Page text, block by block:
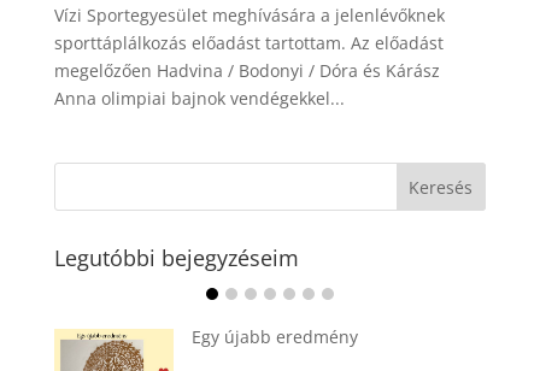
Vízi Sportegyesület meghívására a jelenlévőknek
sporttáplálkozás előadást tartottam. Az előadást
megelőzően Hadvina / Bodonyi / Dóra és Kárász
Anna olimpiai bajnok vendégekkel...
Legutóbbi bejegyzéseim
eredmény